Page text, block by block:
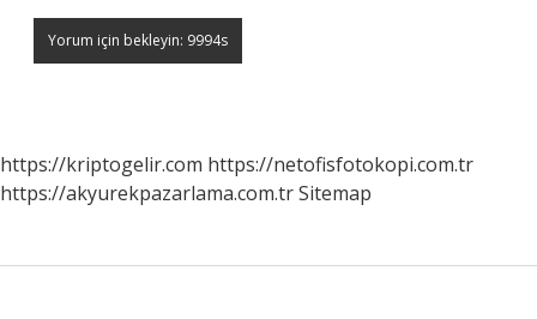
https://kriptogelir.com https://netofisfotokopi.com.tr
https://akyurekpazarlama.com.trSitemap